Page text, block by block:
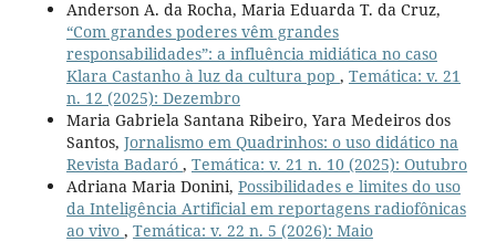
Anderson A. da Rocha, Maria Eduarda T. da Cruz,
“Com grandes poderes vêm grandes
responsabilidades”: a influência midiática no caso
Klara Castanho à luz da cultura pop , Temática: v. 21
n. 12 (2025): Dezembro
Maria Gabriela Santana Ribeiro, Yara Medeiros dos
Santos, Jornalismo em Quadrinhos: o uso didático na
Revista Badaró , Temática: v. 21 n. 10 (2025): Outubro
Adriana Maria Donini, Possibilidades e limites do uso
da Inteligência Artificial em reportagens radiofônicas
ao vivo , Temática: v. 22 n. 5 (2026): Maio